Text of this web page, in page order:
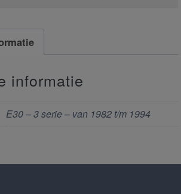
informatie
E30 – 3 serie – van 1982 t/m 1994